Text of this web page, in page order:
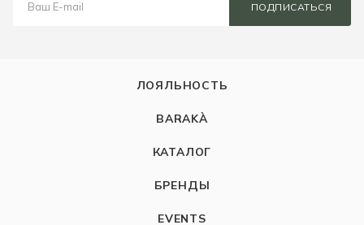
ПОДПИСАТЬСЯ
ЛОЯЛЬНОСТЬ
BARAKÀ
КАТАЛОГ
БРЕНДЫ
EVENTS